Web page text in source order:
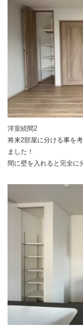
洋室続間2
将来2部屋に分ける事を
ました！
間に壁を入れると完全に